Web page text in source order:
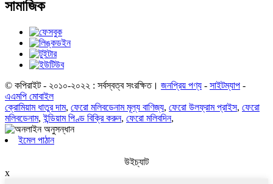
সামাজিক
© কপিরাইট - ২০১০-২০২২ : সর্বস্বত্ব সংরক্ষিত। জনপ্রিয় পণ্য - সাইটম্যাপ -
এএমপি মোবাইল
ক্রোমিয়াম ধাতুর দাম, ফেরো মলিবডেনাম মূল্য বাণিজ্য, ফেরো উলফ্রাম প্রাইস, ফেরো
মলিবডেনাম,ইন্ডিয়াম পিণ্ড বিক্রি করুন, ফেরো মলিবদিন,
ইমেল পাঠান
উইচ্যাট
x